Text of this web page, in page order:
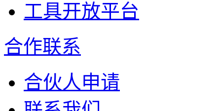
工具开放平台
合作联系
合伙人申请